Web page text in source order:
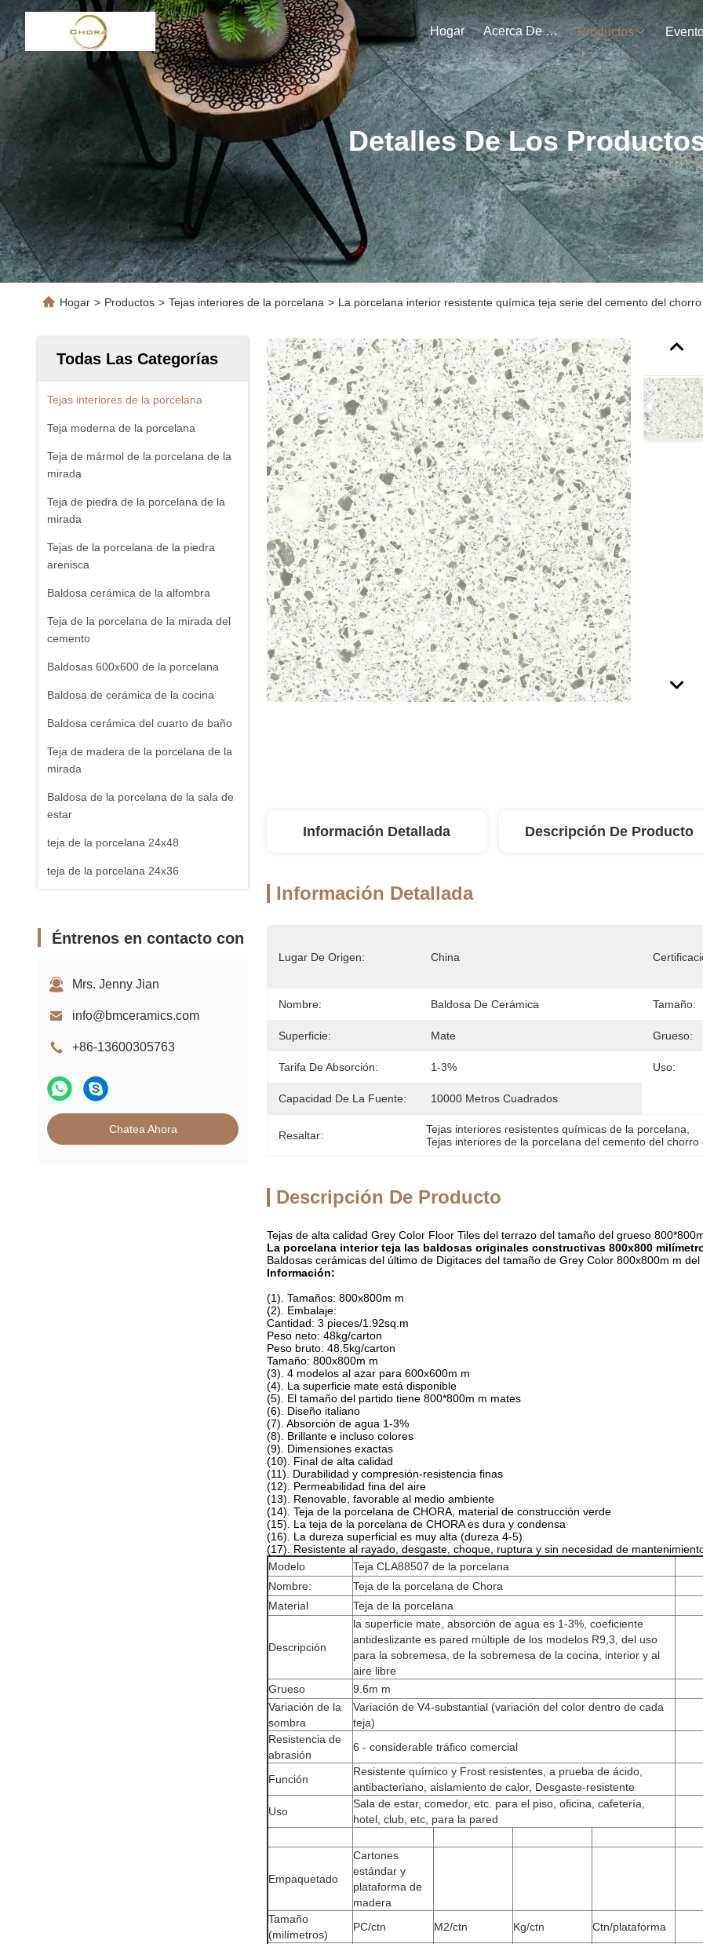
Hogar Acerca De Nosotros Productos
Detalles De Los
Hogar > Productos > Tejas interiores de la porcelana > La porcelana interior resistente química teja serie del cemento del
Todas Las Categorías
Tejas interiores de la porcelana
Teja moderna de la porcelana
Teja de mármol de la porcelana de la
mirada
Teja de piedra de la porcelana de la
mirada
Tejas de la porcelana de la piedra
arenisca
Baldosa cerámica de la alfombra
Teja de la porcelana de la mirada del
cemento
Baldosas 600x600 de la porcelana
Baldosa de cerámica de la cocina
Baldosa cerámica del cuarto de baño
Teja de madera de la porcelana de la
mirada
Baldosa de la porcelana de la sala de
estar
teja de la porcelana 24x48
teja de la porcelana 24x36
Azulejo de losa de porcelana
Éntrenos en contacto con
Mrs. Jenny Jian
info@bmceramics.com
+86-13600305763
Chatea Ahora
Información Detallada Descripción De Producto
Información Detallada
Lugar De Origen: China
Nombre: Baldosa De Cerámica Tamaño:
Superficie: Mate Grueso:
Tarifa De Absorción: 1-3% Uso:
Capacidad De La Fuente: 10000 Metros Cuadrados
Resaltar: Tejas interiores resistentes químicas de la porcelana
Tejas interiores de la porcelana del cemento del chorro
Descripción De Producto
Tejas de alta calidad Grey Color Floor Tiles del terrazo del tamaño del grueso
La porcelana interior teja las baldosas originales constructivas 800x800
Baldosas cerámicas del último de Digitaces del tamaño de Grey Color 800x800m m
Información:
(1). Tamaños: 800x800m m
(2). Embalaje:
Cantidad: 3 pieces/1.92sq.m
Peso neto: 48kg/carton
Peso bruto: 48.5kg/carton
Tamaño: 800x800m m
(3). 4 modelos al azar para 600x600m m
(4). La superficie mate está disponible
(5). El tamaño del partido tiene 800*800m m mates
(6). Diseño italiano
(7). Absorción de agua 1-3%
(8). Brillante e incluso colores
(9). Dimensiones exactas
(10). Final de alta calidad
(11). Durabilidad y compresión-resistencia finas
(12). Permeabilidad fina del aire
(13). Renovable, favorable al medio ambiente
(14). Teja de la porcelana de CHORA, material de construcción verde
(15). La teja de la porcelana de CHORA es dura y condensa
(16). La dureza superficial es muy alta (dureza 4-5)
(17). Resistente al rayado, desgaste, choque, ruptura y sin necesidad de
Modelo
Teja CLA88507 de la porcelana
Nombre:
Teja de la porcelana de Chora
Material
Teja de la porcelana
Descripción
la superficie mate, absorción de agua es 1-3%, coeficiente
antideslizante es pared múltiple de los modelos R9,3, del uso
para la sobremesa, de la sobremesa de la cocina, interior y al
aire libre
Grueso
9.6m m
Variación de la
sombra
Variación de V4-substantial (variación del color dentro de cada
teja)
Resistencia de
abrasión
6 - considerable tráfico comercial
Función
Resistente químico y Frost resistentes, a prueba de ácido,
antibacteriano, aislamiento de calor, Desgaste-resistente
Uso
Sala de estar, comedor, etc. para el piso, oficina, cafetería,
hotel, club, etc, para la pared
Empaquetado
Cartones
estándar y
plataforma de
madera
Tamaño
(milímetros)
PC/ctn M2/ctn Kg/ctn
Ctn/plataforma